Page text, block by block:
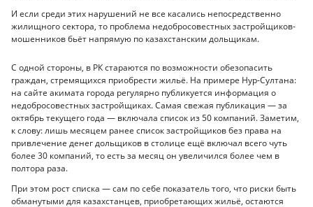
И если среди этих нарушений не все касались непосредственно
жилищного сектора, то проблема недобросовестных застройщиков-
мошенников бьёт напрямую по казахстанским дольщикам.
С одной стороны, в РК стараются по возможности обезопасить
граждан, стремящихся приобрести жильё. На примере Нур-Султана:
на сайте акимата города регулярно публикуется информация о
недобросовестных застройщиках. Самая свежая публикация — за
октябрь текущего года — включала список из 50 компаний. Заметим,
к слову: лишь месяцем ранее список застройщиков без права на
привлечение денег дольщиков в столице ещё включал всего чуть
более 30 компаний, то есть за месяц он увеличился более чем в
полтора раза.
При этом рост списка — сам по себе показатель того, что риски быть
обманутыми для казахстанцев, приобретающих жильё, остаются